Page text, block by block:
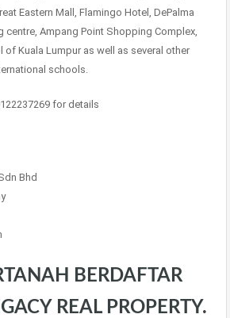
Eastern Mall, Flamingo Hotel, DePalma
centre, Ampang Point Shopping Complex,
of Kuala Lumpur as well as several other
schools.
for details
Bhd
BERDAFTAR
REAL PROPERTY.